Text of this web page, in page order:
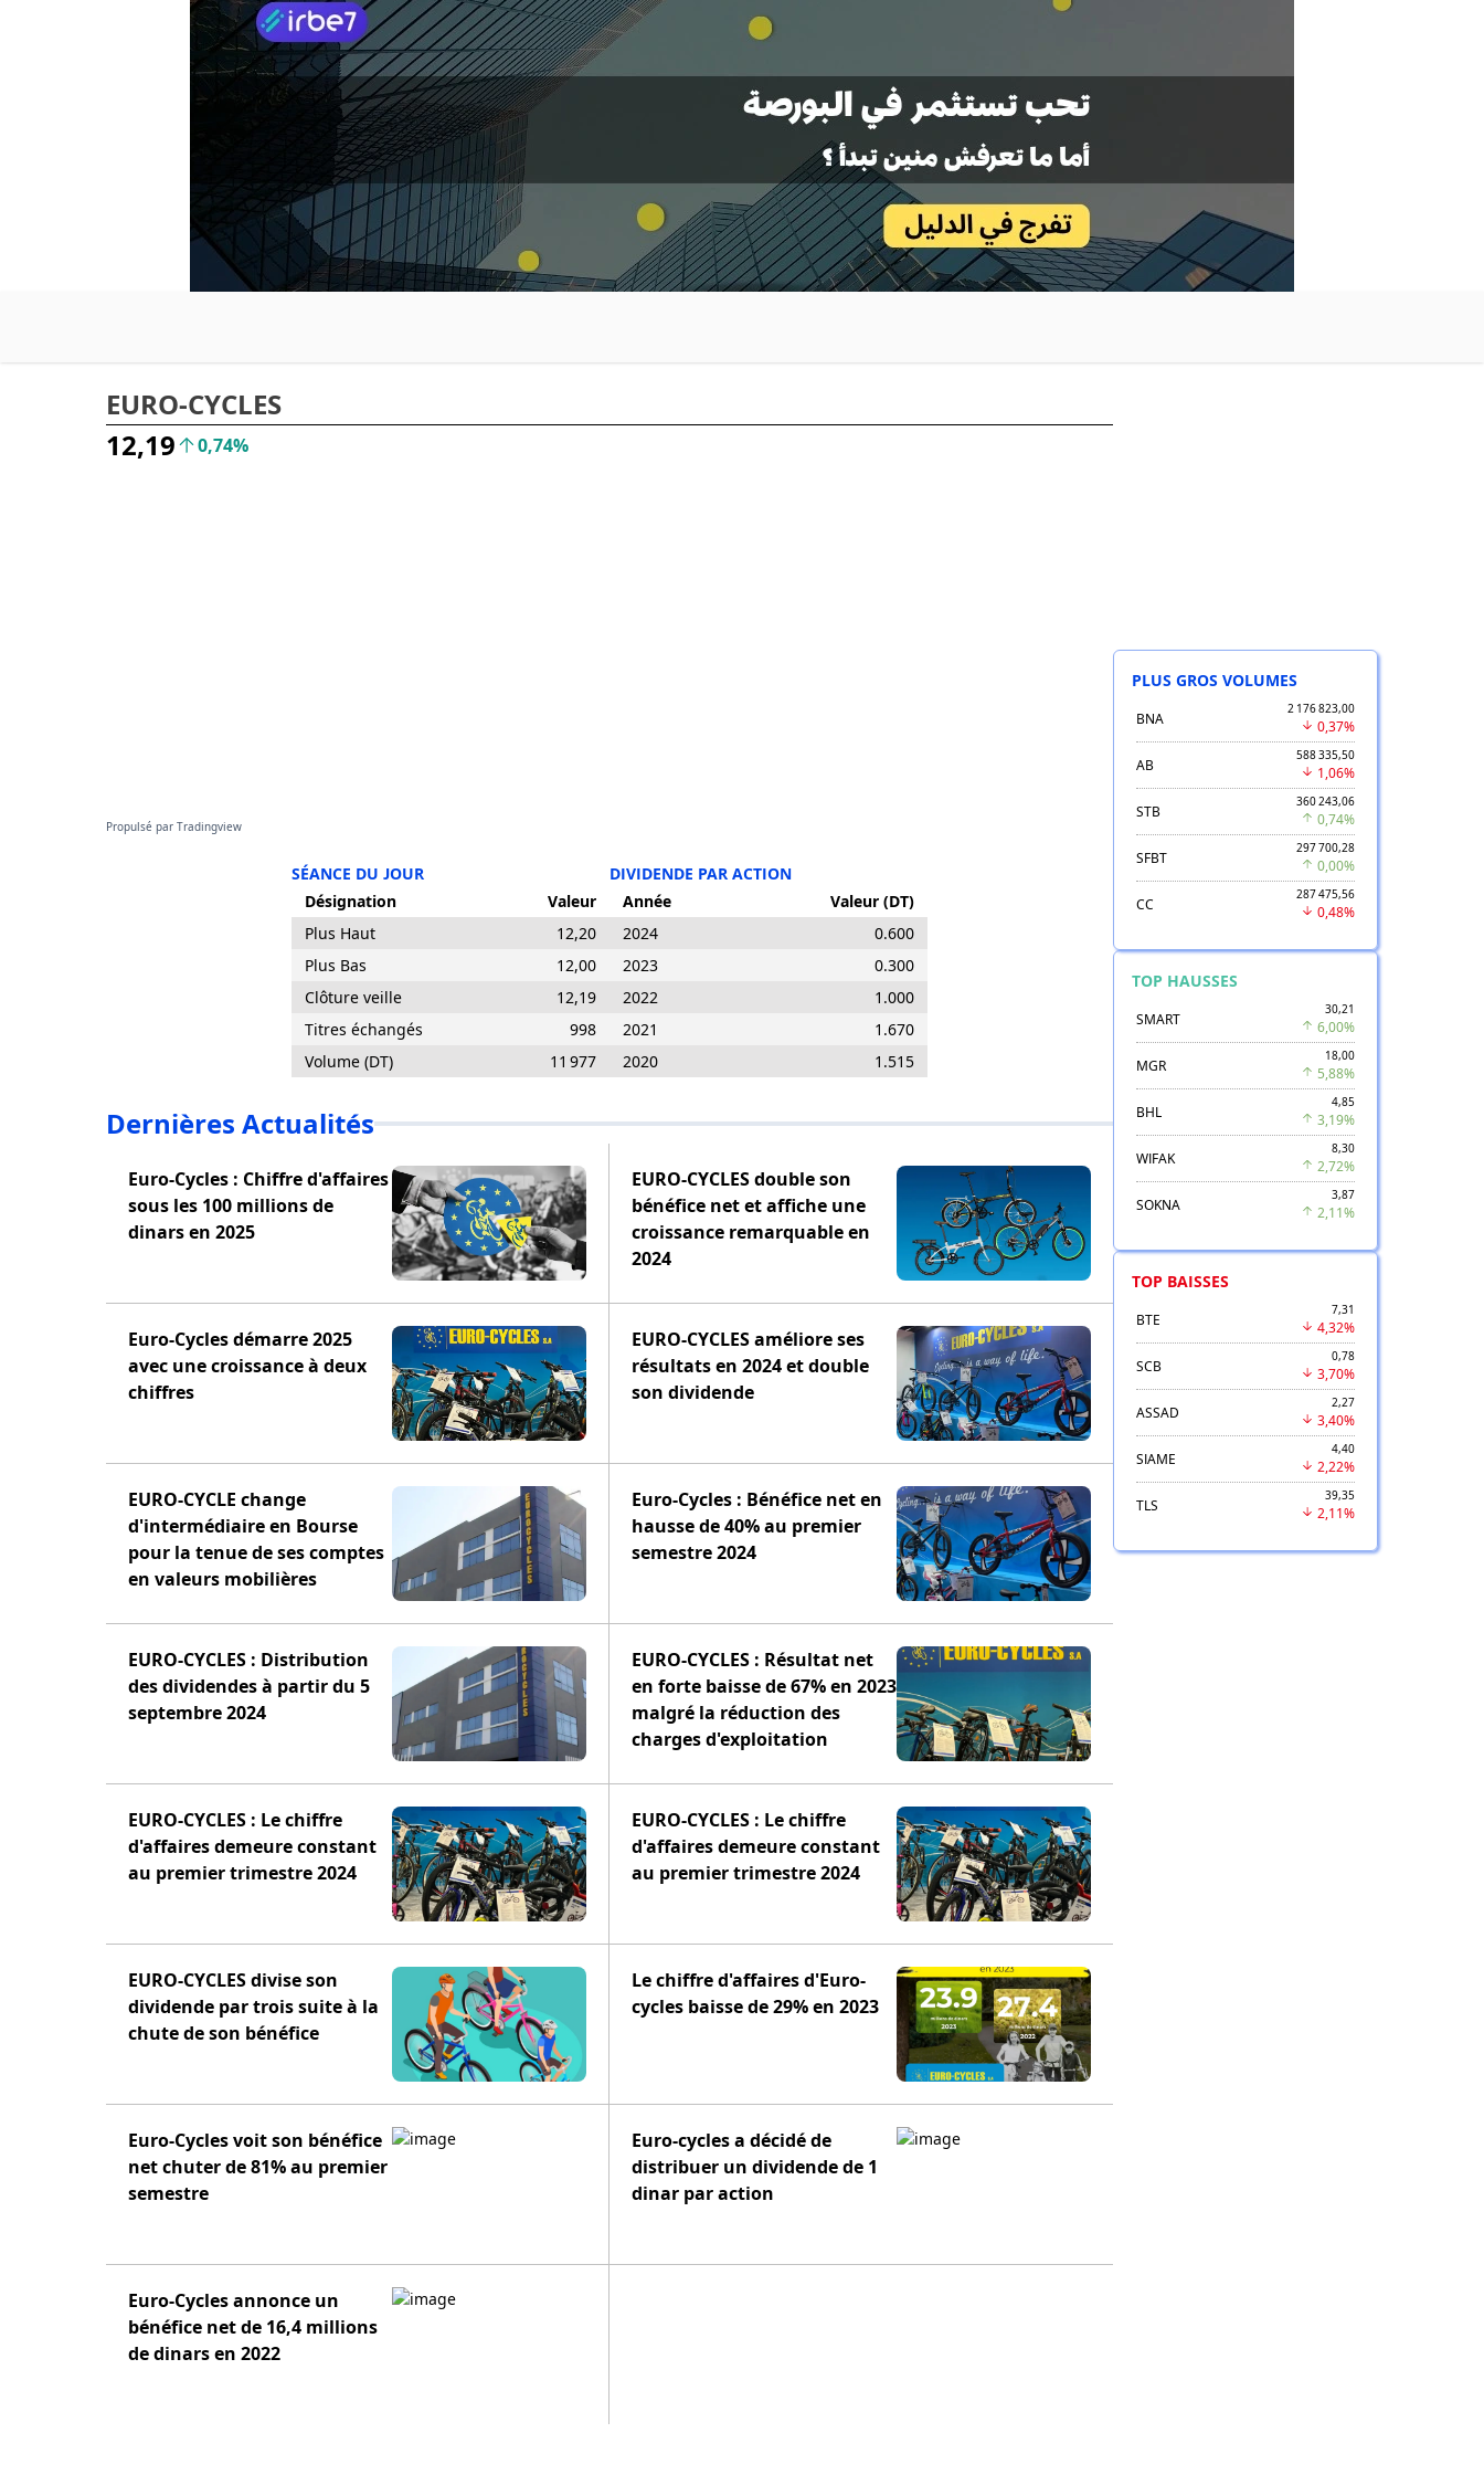
EURO-CYCLES
12,19
0,74%
Propulsé par Tradingview
SÉANCE DU JOUR
Désignation
Valeur
Plus Haut
12,20
Plus Bas
12,00
Clôture veille
12,19
Titres échangés
998
Volume (DT)
11 977
DIVIDENDE PAR ACTION
Année
Valeur (DT)
2024
0.600
2023
0.300
2022
1.000
2021
1.670
2020
1.515
Dernières Actualités
Euro-Cycles : Chiffre d'affaires
sous les 100 millions de
dinars en 2025
EURO-CYCLES double son
bénéfice net et affiche une
croissance remarquable en
2024
Euro-Cycles démarre 2025
avec une croissance à deux
chiffres
EURO-CYCLES améliore ses
résultats en 2024 et double
son dividende
EURO-CYCLE change
d'intermédiaire en Bourse
pour la tenue de ses comptes
en valeurs mobilières
Euro-Cycles : Bénéfice net en
hausse de 40% au premier
semestre 2024
EURO-CYCLES : Distribution
des dividendes à partir du 5
septembre 2024
EURO-CYCLES : Résultat net
en forte baisse de 67% en 2023
malgré la réduction des
charges d'exploitation
EURO-CYCLES : Le chiffre
d'affaires demeure constant
au premier trimestre 2024
EURO-CYCLES : Le chiffre
d'affaires demeure constant
au premier trimestre 2024
EURO-CYCLES divise son
dividende par trois suite à la
chute de son bénéfice
Le chiffre d'affaires d'Euro-
cycles baisse de 29% en 2023
Euro-Cycles voit son bénéfice
net chuter de 81% au premier
semestre
Euro-cycles a décidé de
distribuer un dividende de 1
dinar par action
Euro-Cycles annonce un
bénéfice net de 16,4 millions
de dinars en 2022
PLUS GROS VOLUMES
BNA
2 176 823,00
0,37%
AB
588 335,50
1,06%
STB
360 243,06
0,74%
SFBT
297 700,28
0,00%
CC
287 475,56
0,48%
TOP HAUSSES
SMART
30,21
6,00%
MGR
18,00
5,88%
BHL
4,85
3,19%
WIFAK
8,30
2,72%
SOKNA
3,87
2,11%
TOP BAISSES
BTE
7,31
4,32%
SCB
0,78
3,70%
ASSAD
2,27
3,40%
SIAME
4,40
2,22%
TLS
39,35
2,11%